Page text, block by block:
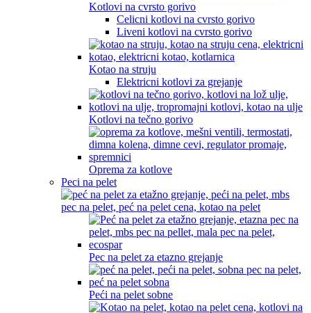
Kotlovi na cvrsto gorivo
Celicni kotlovi na cvrsto gorivo
Liveni kotlovi na cvrsto gorivo
Kotao na struju
Elektricni kotlovi za grejanje
Kotlovi na tečno gorivo
Oprema za kotlove
Peci na pelet
Pec na pelet za etazno grejanje
Peći na pelet sobne